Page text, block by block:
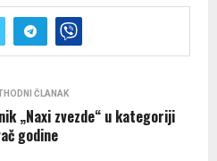
ČLANAK
„Naxi zvezde“ u kategoriji
godine